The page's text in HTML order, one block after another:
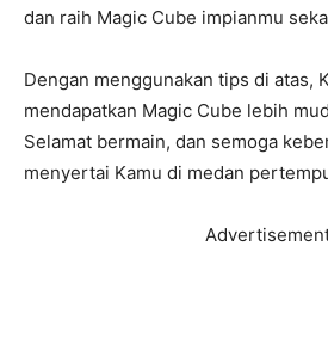
dan raih Magic Cube impianmu
Dengan menggunakan tips di atas,
mendapatkan Magic Cube lebih
Selamat bermain, dan semoga
menyertai Kamu di medan